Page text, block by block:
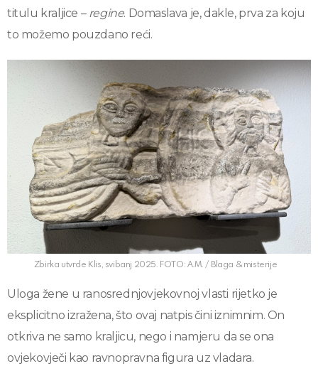
titulu kraljice – regine. Domaslava je, dakle, prva za koju
to možemo pouzdano reći.
Zbirka utvrde Klis, svibanj 2025. FOTO: A.M. / Blaga & misterije
Uloga žene u ranosrednjovjekovnoj vlasti rijetko je
eksplicitno izražena, što ovaj natpis čini iznimnim. On
otkriva ne samo kraljicu, nego i namjeru da se ona
ovjekovječi kao ravnopravna figura uz vladara.